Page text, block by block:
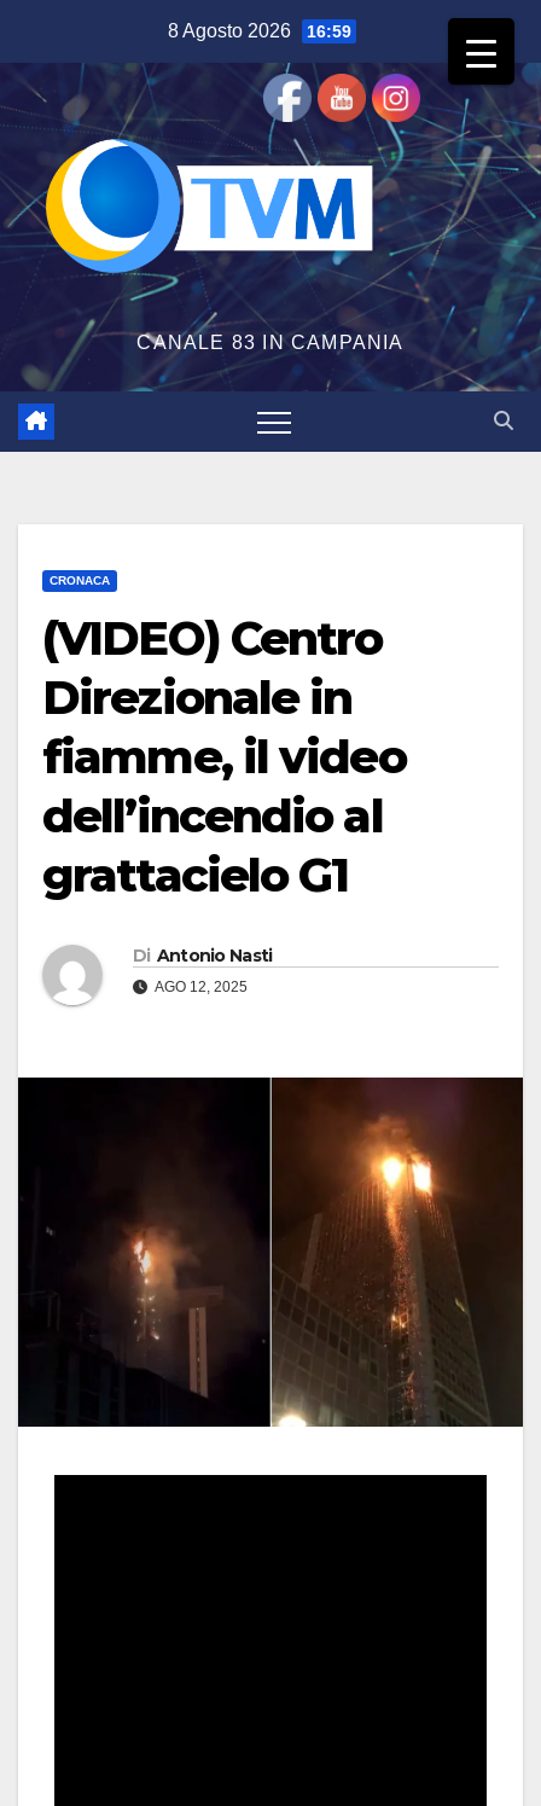
contenuto
8 Agosto 2026 16:59
CANALE 83 IN CAMPANIA
CRONACA
(VIDEO) Centro
Direzionale in
fiamme, il video
dell’incendio al
grattacielo G1
Di Antonio Nasti
AGO 12, 2025